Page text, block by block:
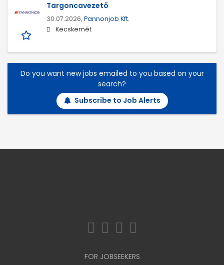
Targoncavezető
30.07.2026, Pannonjob Kft.
Kecskemét
Do you want new jobs emailed to you based on your
search?
Subscribe to Job Alerts
FOR JOBSEEKERS